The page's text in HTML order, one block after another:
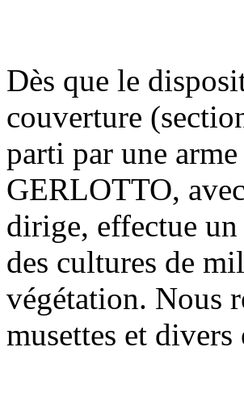
Dès que le
couverture
parti par une
GERLOTTO,
dirige, effectue
des cultures de
végétation. Nous
musettes et